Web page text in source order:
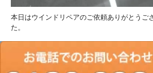
本日はウインドリペアのご依頼ありがとうご
た。